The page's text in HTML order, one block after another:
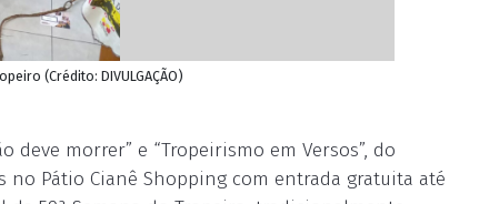
(Crédito: DIVULGAÇÃO)
morrer” e “Tropeirismo em Versos”, do
Pátio Cianê Shopping com entrada gratuita até